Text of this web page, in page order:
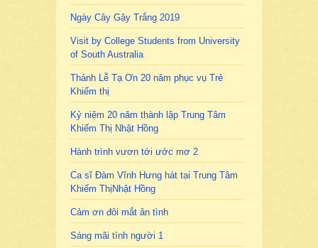
Ngày Cây Gậy Trắng 2019
Visit by College Students from University
of South Australia
Thánh Lễ Tạ Ơn 20 năm phục vụ Trẻ
Khiếm thị
Kỷ niệm 20 năm thành lập Trung Tâm
Khiếm Thị Nhật Hồng
Hành trình vươn tới ước mơ 2
Ca sĩ Đàm Vĩnh Hưng hát tại Trung Tâm
Khiếm ThịNhật Hồng
Cảm ơn đôi mắt ân tình
Sáng mãi tình người 1